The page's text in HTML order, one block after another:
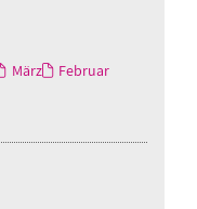
März
Februar